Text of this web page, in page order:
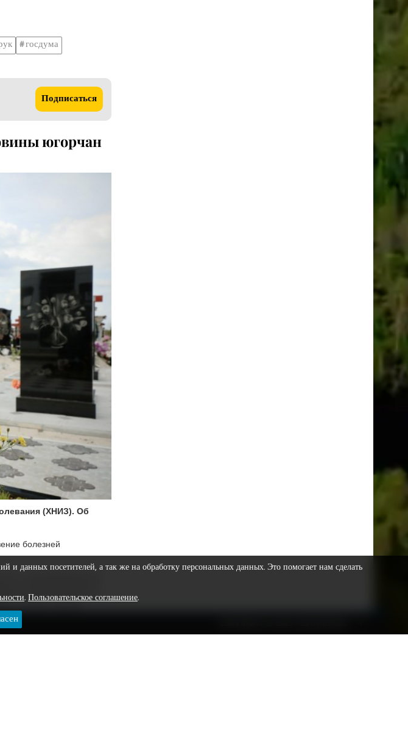
госдума
Подписаться
югорчан
(ХНИЗ). Об
болезней
и преждевременной
в пресс-службе
отказаться от вредных
и данных посетителей, а так же на обработку персональных данных. Это помогает нам сделать
. Пользовательское соглашение.